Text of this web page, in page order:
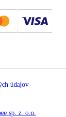
údajov
sp. z. o.o.